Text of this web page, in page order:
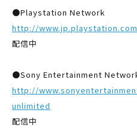
●Playstation Network
http://
配信中
●Sony Entertainment
http://
unlimited
配信中